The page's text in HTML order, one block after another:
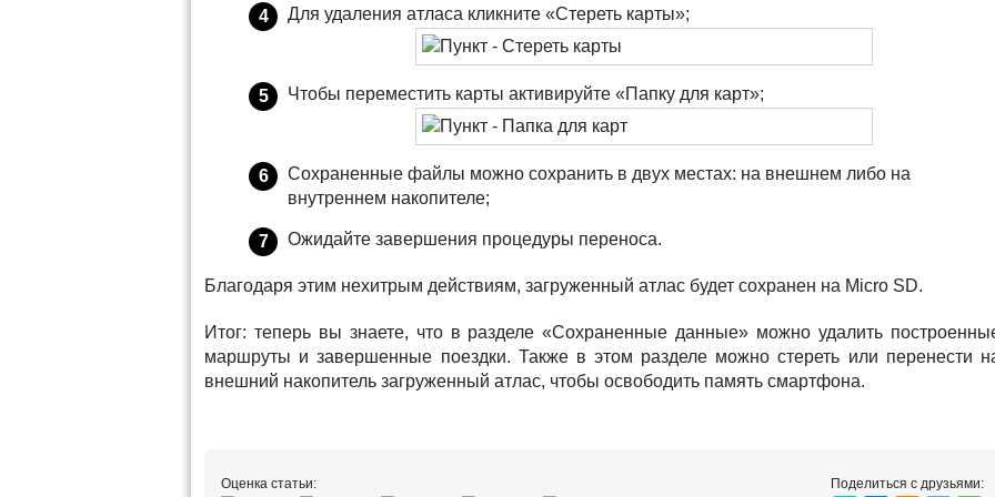
Для удаления атласа кликните «Стереть карты»;
Чтобы переместить карты активируйте «Папку для карт»;
Сохраненные файлы можно сохранить в двух местах: на внешнем либо на
внутреннем накопителе;
Ожидайте завершения процедуры переноса.
Благодаря этим нехитрым действиям, загруженный атлас будет сохранен на Micro SD.
Итог: теперь вы знаете, что в разделе «Сохраненные данные» можно удалить
маршруты и завершенные поездки. Также в этом разделе можно стереть или перенести
внешний накопитель загруженный атлас, чтобы освободить память смартфона.
Оценка статьи: Поделиться с друзьями: